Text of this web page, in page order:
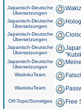
Japanisch-Deutsche
Übersetzungen
Japanisch-Deutsche
Übersetzungen
Japanisch-Deutsche
Übersetzungen
Japanisch-Deutsche
Übersetzungen
Japanisch-Deutsche
Übersetzungen
WadokuTeam
WadokuTeam
Off-Topic/Sonstiges Free